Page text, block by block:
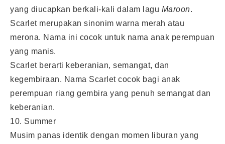
yang diucapkan berkali-kali dalam lagu Maroon.
Scarlet merupakan sinonim warna merah atau
merona. Nama ini cocok untuk nama anak perempuan
yang manis.
Scarlet berarti keberanian, semangat, dan
kegembiraan. Nama Scarlet cocok bagi anak
perempuan riang gembira yang penuh semangat dan
keberanian.
10. Summer
Musim panas identik dengan momen liburan yang